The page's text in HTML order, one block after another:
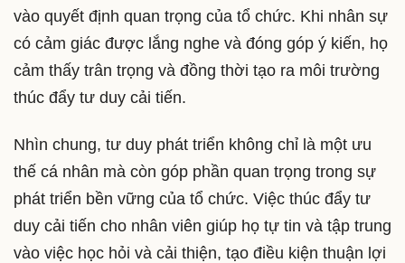
vào quyết định quan trọng của tổ chức. Khi nhân sự
có cảm giác được lắng nghe và đóng góp ý kiến, họ
cảm thấy trân trọng và đồng thời tạo ra môi trường
thúc đẩy tư duy cải tiến.
Nhìn chung, tư duy phát triển không chỉ là một ưu
thế cá nhân mà còn góp phần quan trọng trong sự
phát triển bền vững của tổ chức. Việc thúc đẩy tư
duy cải tiến cho nhân viên giúp họ tự tin và tập trung
vào việc học hỏi và cải thiện, tạo điều kiện thuận lợi